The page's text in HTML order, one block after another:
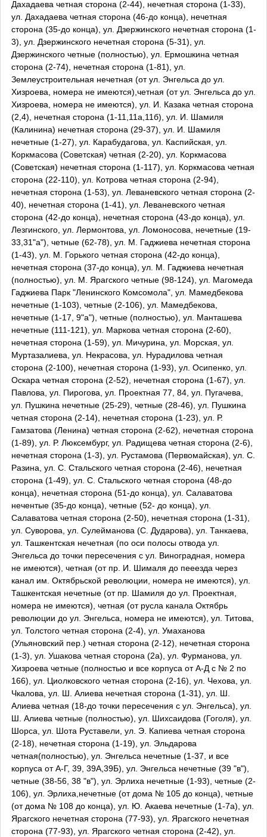
Дахадаева четная сторона (2-44), нечетная сторона (1-33),
ул. Дахадаева четная сторона (46-до конца), нечетная
сторона (35-до конца), ул. Дзержинского нечетная сторона (1-
3), ул. Дзержинского нечетная сторона (5-31), ул.
Дзержинского четные (полностью), ул. Ермошкина четная
сторона (2-74), нечетная сторона (1-81), ул.
Землеустроительная нечетная (от ул. Энгельса до ул.
Хизроева, номера не имеются),четная (от ул. Энгельса до ул.
Хизроева, номера не имеются), ул. И. Казака четная сторона
(2,4), нечетная сторона (1-11,11а,11б), ул. И. Шамиля
(Калинина) нечетная сторона (29-37), ул. И. Шамиля
нечетные (1-27), ул. Карабудагова, ул. Каспийская, ул.
Коркмасова (Советская) четная (2-20), ул. Коркмасова
(Советская) нечетная сторона (1-117), ул. Коркмасова четная
сторона (22-110), ул. Котрова четная сторона (2-94),
нечетная сторона (1-53), ул. Леваневского четная сторона (2-
40), нечетная сторона (1-41), ул. Леваневского четная
сторона (42-до конца), нечетная сторона (43-до конца), ул.
Лезгинского, ул. Лермонтова, ул. Ломоносова, нечетные (19-
33,31"а"), четные (62-78), ул. М. Гаджиева нечетная сторона
(1-43), ул. М. Горького четная сторона (42-до конца),
нечетная сторона (37-до конца), ул. М. Гаджиева нечетная
(полностью), ул. М. Ярагского четные (98-124), ул. Магомеда
Гаджиева Парк "Ленинского Комсомола", ул. Мамедбекова
нечетные (1-103), четные (2-106), ул. Мамедбекова,
нечетные (1-17, 9"а"), четные (полностью), ул. Манташева
нечетные (111-121), ул. Маркова четная сторона (2-60),
нечетная сторона (1-59), ул. Мичурина, ул. Морская, ул.
Муртазалиева, ул. Некрасова, ул. Нурадилова четная
сторона (2-100), нечетная сторона (1-93), ул. Осипенко, ул.
Оскара четная сторона (2-52), нечетная сторона (1-67), ул.
Павлова, ул. Пирогова, ул. Проектная 77, 84, ул. Пугачева,
ул. Пушкина нечетные (25-29), четные (28-46), ул. Пушкина
четная сторона (2-14), нечетная сторона (1-23), ул. Р.
Гамзатова (Ленина) четная сторона (2-62), нечетная сторона
(1-89), ул. Р. Люксембург, ул. Радищева четная сторона (2-6),
нечетная сторона (1-3), ул. Рустамова (Первомайская), ул. С.
Разина, ул. С. Стальского четная сторона (2-46), нечетная
сторона (1-49), ул. С. Стальского четная сторона (48-до
конца), нечетная сторона (51-до конца), ул. Салаватова
нечентые (35-до конца), четные (52- до конца), ул.
Салаватова четная сторона (2-50), нечетная сторона (1-31),
ул. Суворова, ул. Сулейманова (С. Дударова), ул. Танкаева,
ул. Ташкентская нечетная (по оси полосы отвода ул.
Энгельса до точки пересечения с ул. Виноградная, номера
не имеются), четная (от пр. И. Шималя до пееезда через
канал им. Октябрьской революции, номера не имеются), ул.
Ташкентская нечетные (от пр. Шамиля до ул. Проектная,
номера не имеются), четная (от русла канала Октябрь
революции до ул. Энгельса, номера не имеются), ул. Титова,
ул. Толстого четная сторона (2-4), ул. Умаханова
(Ульяновский пер.) четная сторона (2-12), нечетная сторона
(1-3), ул. Ушакова четная сторона (2а), ул. Фурманова, ул.
Хизроева четные (полностью и все корпуса от А-Д с № 2 по
166), ул. Циолковского четная сторона (2-16), ул. Чехова, ул.
Чкалова, ул. Ш. Алиева нечетная сторона (1-31), ул. Ш.
Алиева четная (18-до точки пересечения с ул. Энгельса), ул.
Ш. Алиева четные (полностью), ул. Шихсаидова (Гоголя), ул.
Шорса, ул. Шота Руставели, ул. Э. Капиева четная сторона
(2-18), нечетная сторона (1-19), ул. Эльдарова
четная(полностью), ул. Энгельса нечетные (1-37, и все
корпуса от А-Г, 39, 39А,39Б), ул. Энгельса нечетные (39 "в"),
четные (38-56, 38 "в"), ул. Эрлиха нечетные (1-93), четные (2-
106), ул. Эрлиха,нечетные (от дома № 105 до конца), четные
(от дома № 108 до конца), ул. Ю. Акаева нечетные (1-7а), ул.
Ярагского нечетная сторона (77-93), ул. Ярагского нечетная
сторона (77-93), ул. Ярагского четная сторона (2-42), ул.